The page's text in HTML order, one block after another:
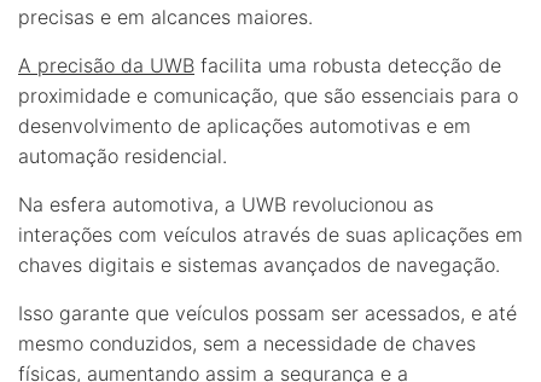
precisas e em alcances maiores.
A precisão da UWB facilita uma robusta detecção de
proximidade e comunicação, que são essenciais para o
desenvolvimento de aplicações automotivas e em
automação residencial.
Na esfera automotiva, a UWB revolucionou as
interações com veículos através de suas aplicações em
chaves digitais e sistemas avançados de navegação.
Isso garante que veículos possam ser acessados, e até
mesmo conduzidos, sem a necessidade de chaves
físicas, aumentando assim a segurança e a